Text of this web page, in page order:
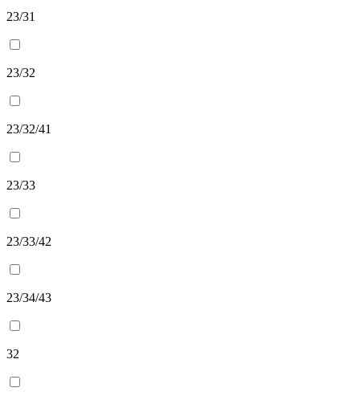
23/31
23/32
23/32/41
23/33
23/33/42
23/34/43
32